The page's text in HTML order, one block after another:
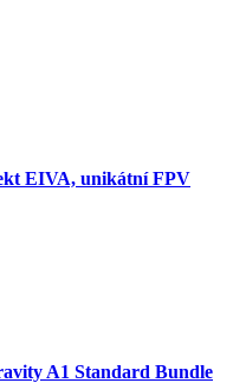
EIVA, unikátní FPV
A1 Standard Bundle